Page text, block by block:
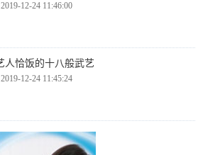
12-24 11:46:00
人恰饭的十八般武艺
12-24 11:45:24